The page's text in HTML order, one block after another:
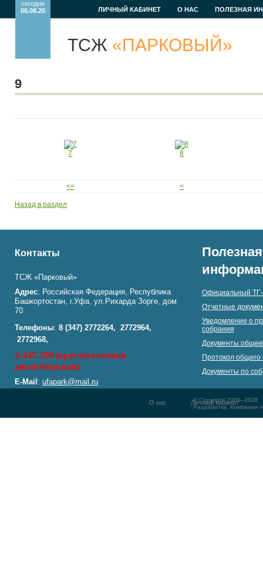
ТСЖ «ПАРКОВЫЙ»
сегодня
06.08.26
ЛИЧНЫЙ КАБИНЕТ О НАС ПОЛЕЗНАЯ
9
7 8
<< <
Назад в раздел
Контакты
ТСЖ «Парковый»
Адрес: Российская Федерация, Республика
Башкортостан, г.Уфа, ул.Рихарда Зорге, дом
70
Телефоны: 8 (347) 2772264, 2772964,
2772968,
2-447-298 (круглосуточная
диспетчерская)
E-Mail: ufapark@mail.ru
Полезная
Официальный
Отчетные
Уведомление о
собрания
Документы
Протокол общего
Документы по
© Copyright 2009–2026
Разработка: Компания
О нас Личный кабинет